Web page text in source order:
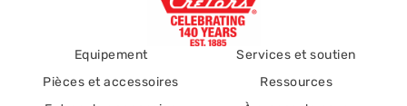
Equipement
Pièces et accessoires
Services et soutien
Ressources